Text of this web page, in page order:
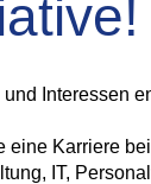
Interessen
Karriere
IT,